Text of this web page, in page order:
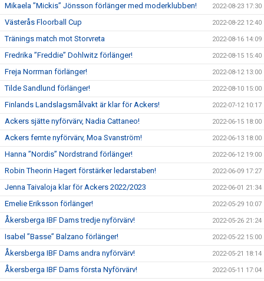
Mikaela ”Mickis” Jönsson förlänger med moderklubben! 2022-08-23 17:30
Västerås Floorball Cup 2022-08-22 12:40
Tränings match mot Storvreta 2022-08-16 14:09
Fredrika ”Freddie” Dohlwitz förlänger! 2022-08-15 15:40
Freja Norrman förlänger! 2022-08-12 13:00
Tilde Sandlund förlänger! 2022-08-10 15:00
Finlands Landslagsmålvakt är klar för Ackers! 2022-07-12 10:17
Ackers sjätte nyförvärv, Nadia Cattaneo! 2022-06-15 18:00
Ackers femte nyförvärv, Moa Svanström! 2022-06-13 18:00
Hanna ”Nordis” Nordstrand förlänger! 2022-06-12 19:00
Robin Theorin Hagert förstärker ledarstaben! 2022-06-09 17:27
Jenna Taivaloja klar för Ackers 2022/2023 2022-06-01 21:34
Emelie Eriksson förlänger! 2022-05-29 10:07
Åkersberga IBF Dams tredje nyförvärv! 2022-05-26 21:24
Isabel ”Basse” Balzano förlänger! 2022-05-22 15:00
Åkersberga IBF Dams andra nyförvärv! 2022-05-21 18:14
Åkersberga IBF Dams första Nyförvärv! 2022-05-11 17:04